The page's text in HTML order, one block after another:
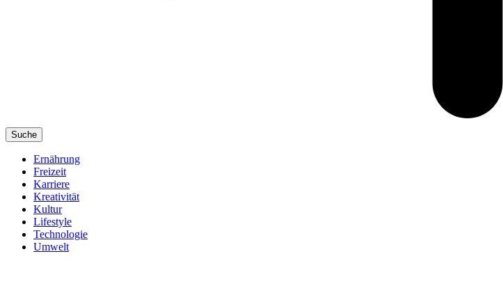
Suche
Ernährung
Freizeit
Karriere
Kreativität
Kultur
Lifestyle
Technologie
Umwelt